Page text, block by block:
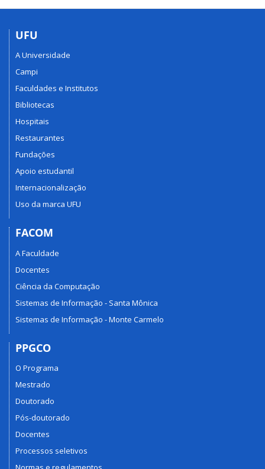
UFU
A Universidade
Campi
Faculdades e Institutos
Bibliotecas
Hospitais
Restaurantes
Fundações
Apoio estudantil
Internacionalização
Uso da marca UFU
FACOM
A Faculdade
Docentes
Ciência da Computação
Sistemas de Informação - Santa Mônica
Sistemas de Informação - Monte Carmelo
PPGCO
O Programa
Mestrado
Doutorado
Pós-doutorado
Docentes
Processos seletivos